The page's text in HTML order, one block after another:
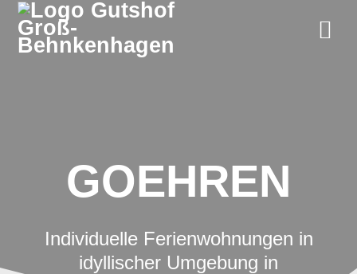
GOEHREN
Individuelle Ferienwohnungen in
idyllischer Umgebung in